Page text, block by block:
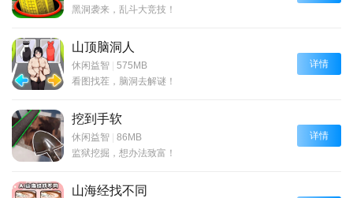
黑洞袭来，乱斗大竞技！
山顶脑洞人
休闲益智
575MB
看图找茬，脑洞去解谜！
详情
挖到手软
休闲益智
86MB
监狱挖掘，想办法致富！
详情
山海经找不同